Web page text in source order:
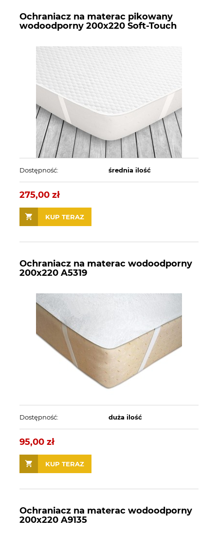
Ochraniacz na materac pikowany
wodoodporny 200x220 Soft-Touch
Dostępność: średnia ilość
275,00 zł
KUP TERAZ
Ochraniacz na materac wodoodporny
200x220 A5319
Dostępność: duża ilość
95,00 zł
KUP TERAZ
Ochraniacz na materac wodoodporny
200x220 A9135